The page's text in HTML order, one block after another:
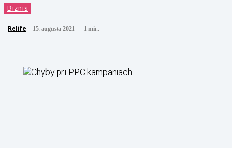
Biznis
Relife 15. augusta 2021 1 min.